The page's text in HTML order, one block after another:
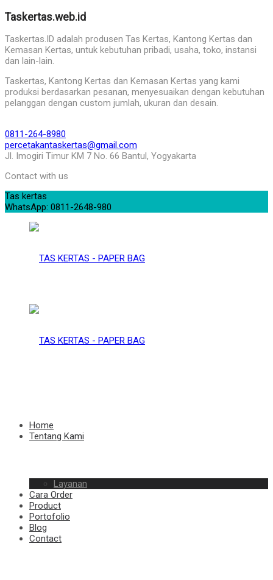
Taskertas.web.id
Taskertas.ID adalah produsen Tas Kertas, Kantong Kertas dan
Kemasan Kertas, untuk kebutuhan pribadi, usaha, toko, instansi
dan lain-lain.
Taskertas, Kantong Kertas dan Kemasan Kertas yang kami
produksi berdasarkan pesanan, menyesuaikan dengan kebutuhan
pelanggan dengan custom jumlah, ukuran dan desain.
0811-264-8980
percetakantaskertas@gmail.com
Jl. Imogiri Timur KM 7 No. 66 Bantul, Yogyakarta
Contact with us
Tas kertas
WhatsApp: 0811-2648-980
–
KERTAS
Home
Tentang Kami
Layanan
Cara Order
Product
Portofolio
Blog
Contact